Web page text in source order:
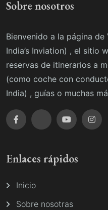
Sobre nosotros
Bienvenido a la página
India’s Inviation) , el sitio
reservas de itinerarios a
(como coche con
India) , guías o muchas
Enlaces rápidos
Inicio
Sobre nosotras